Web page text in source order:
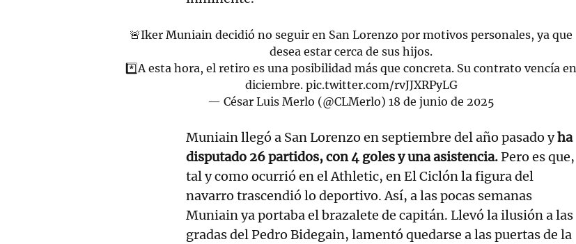
🚨Iker Muniain decidió no seguir en San Lorenzo por motivos personales, ya que
desea estar cerca de sus hijos.
*️⃣A esta hora, el retiro es una posibilidad más que concreta. Su contrato vencía en
diciembre. pic.twitter.com/rvJJXRPyLG
— César Luis Merlo (@CLMerlo)18 de junio de 2025
Muniain llegó a San Lorenzo en septiembre del año pasado yha
disputado 26 partidos, con 4 goles y una asistencia.Pero es que,
tal y como ocurrió en el Athletic, en El Ciclón la figura del
navarro trascendió lo deportivo. Así, a las pocas semanas
Muniain ya portaba el brazalete de capitán. Llevó la ilusión a las
gradas del Pedro Bidegain, lamentó quedarse a las puertas de la